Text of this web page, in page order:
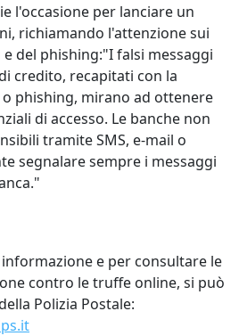
l'occasione per lanciare un
richiamando l'attenzione sui
del phishing:"I falsi messaggi
credito, recapitati con la
phishing, mirano ad ottenere
di accesso. Le banche non
tramite SMS, e-mail o
segnalare sempre i messaggi
e per consultare le
contro le truffe online, si può
Polizia Postale: